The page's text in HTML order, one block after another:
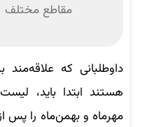
مقاطع مختلف
داوطلبانی که
هستند ابتدا باید، لیست
مهرماه و بهمن‌ماه را پس